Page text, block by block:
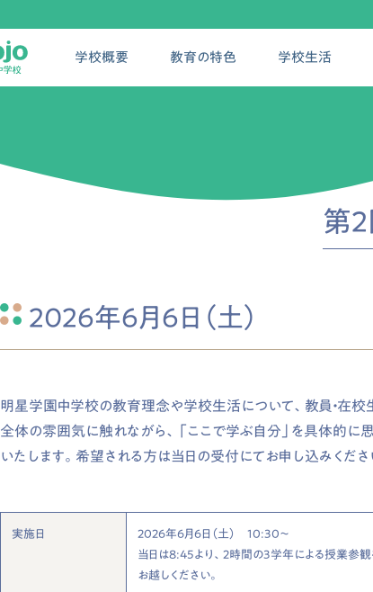
学校概要 教育の特色 学校生活
第
2026年6月6日（土）
明星学園中学校の教育理念や学校生活について、教員・在
全体の雰囲気に触れながら、「ここで学ぶ自分」を具体的
いたします。希望される方は当日の受付にてお申し込みくださ
実施日
2026年6月6日（土） 10:30〜
当日は8:45より、2時間の3学年による授業参
お越しください。